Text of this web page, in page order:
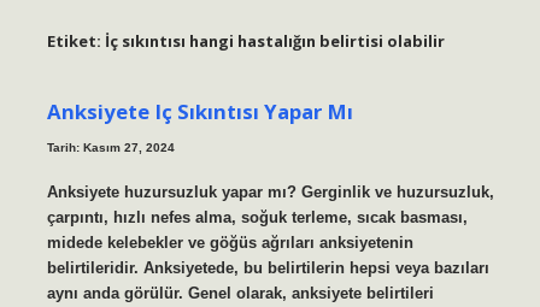
Etiket: İç sıkıntısı hangi hastalığın belirtisi olabilir
Anksiyete Iç Sıkıntısı Yapar Mı
Tarih: Kasım 27, 2024
Anksiyete huzursuzluk yapar mı? Gerginlik ve huzursuzluk,
çarpıntı, hızlı nefes alma, soğuk terleme, sıcak basması,
midede kelebekler ve göğüs ağrıları anksiyetenin
belirtileridir. Anksiyetede, bu belirtilerin hepsi veya bazıları
aynı anda görülür. Genel olarak, anksiyete belirtileri